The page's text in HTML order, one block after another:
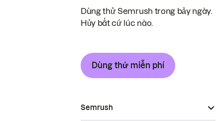
Dùng thử Semrush trong bảy ngày.
Hủy bất cứ lúc nào.
Dùng thử miễn phí
Semrush